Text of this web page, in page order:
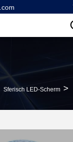
Sferisch LED-Scherm >